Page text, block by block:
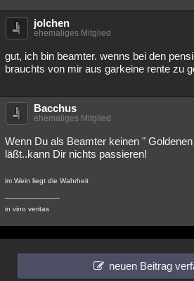
jolchen
ehemaliges Mitglied
gut, ich bin beamter. wenns bei den
brauchts von mir aus garkeine rente zu
Bacchus
ehemaliges Mitglied
Wenn Du als Beamter keinen "
läßt..kann Dir nichts passieren!
im Wein liegt die Wahrheit
in vino veritas
neuen Beitrag